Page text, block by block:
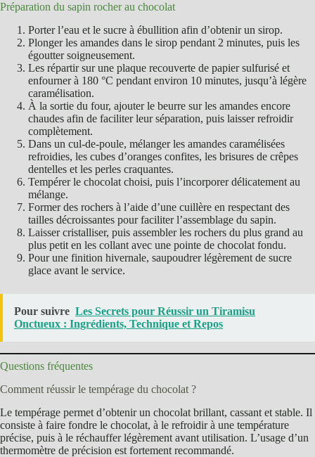
Préparation du sapin rocher au chocolat
Porter l’eau et le sucre à ébullition afin d’obtenir un sirop.
Plonger les amandes dans le sirop pendant 2 minutes, puis les
égoutter soigneusement.
Les répartir sur une plaque recouverte de papier sulfurisé et
enfourner à 180 °C pendant environ 10 minutes, jusqu’à légère
caramélisation.
À la sortie du four, ajouter le beurre sur les amandes encore
chaudes afin de faciliter leur séparation, puis laisser refroidir
complètement.
Dans un cul-de-poule, mélanger les amandes caramélisées
refroidies, les cubes d’oranges confites, les brisures de crêpes
dentelles et les perles craquantes.
Tempérer le chocolat choisi, puis l’incorporer délicatement au
mélange.
Former des rochers à l’aide d’une cuillère en respectant des
tailles décroissantes pour faciliter l’assemblage du sapin.
Laisser cristalliser, puis assembler les rochers du plus grand au
plus petit en les collant avec une pointe de chocolat fondu.
Pour une finition hivernale, saupoudrer légèrement de sucre
glace avant le service.
Pour suivre Les Secrets pour Réussir un Tiramisu
Onctueux : Ingrédients, Technique et Repos
Questions fréquentes
Comment réussir le tempérage du chocolat ?
Le tempérage permet d’obtenir un chocolat brillant, cassant et stable. Il
consiste à faire fondre le chocolat, à le refroidir à une température
précise, puis à le réchauffer légèrement avant utilisation. L’usage d’un
thermomètre de précision est fortement recommandé.